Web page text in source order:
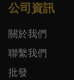
公司資訊
關於我們
聯繫我們
批發